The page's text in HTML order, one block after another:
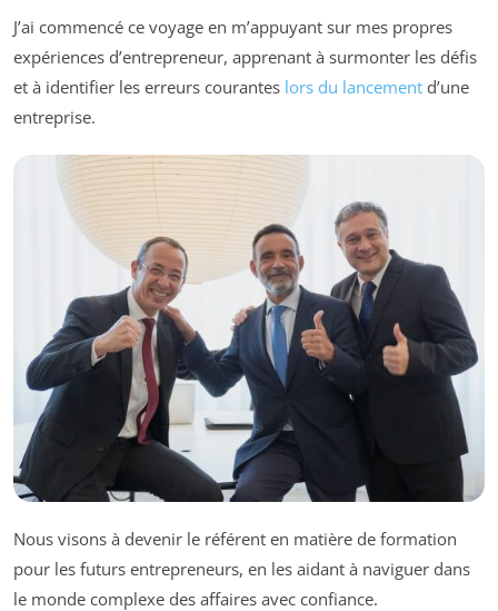
J’ai commencé ce voyage en m’appuyant sur mes propres
expériences d’entrepreneur, apprenant à surmonter les défis
et à identifier les erreurs courantes lors du lancement d’une
entreprise.
Nous visons à devenir le référent en matière de formation
pour les futurs entrepreneurs, en les aidant à naviguer dans
le monde complexe des affaires avec confiance.